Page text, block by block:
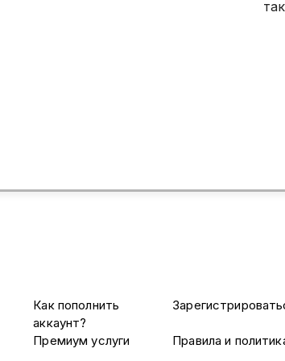
Как пополнить
аккаунт?
Премиум услуги Правила и